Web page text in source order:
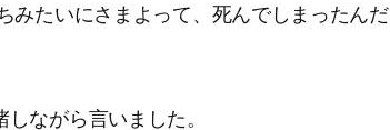
みたいにさまよって、死んでしまったんだ
ながら言いました。